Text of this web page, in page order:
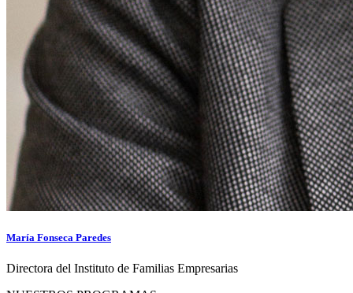
María Fonseca Paredes
Directora del Instituto de Familias Empresarias